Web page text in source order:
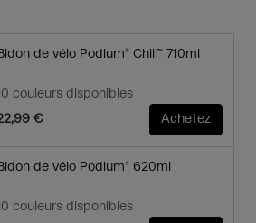
de vélo Podium® Chill™ 710ml
couleurs disponibles
€
Achetez
de vélo Podium® 620ml
couleurs disponibles